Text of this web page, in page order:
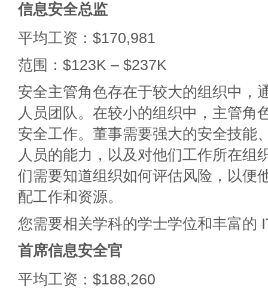
信息安全总监
平均工资：$170,981
范围：$123K – $237K
安全主管角色存在于较大的组织中，
人员团队。在较小的组织中，主管角
安全工作。董事需要强大的安全技能
人员的能力，以及对他们工作所在组
们需要知道组织如何评估风险，以便
配工作和资源。
您需要相关学科的学士学位和丰富的
首席信息安全官
平均工资：$188,260